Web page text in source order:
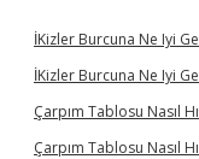
İKizler Burcuna Ne Iyi
İKizler Burcuna Ne Iyi
Çarpım Tablosu Nasıl
Çarpım Tablosu Nasıl